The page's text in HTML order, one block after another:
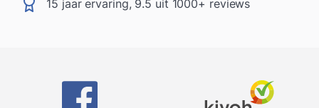
15 jaar ervaring, 9.5 uit 1000+ reviews